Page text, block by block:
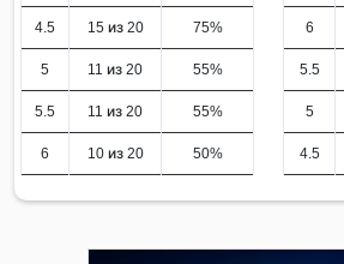
4.5 15 из 20 75%
5 11 из 20 55%
5.5 11 из 20 55%
6 10 из 20 50%
6
5.5
5
4.5